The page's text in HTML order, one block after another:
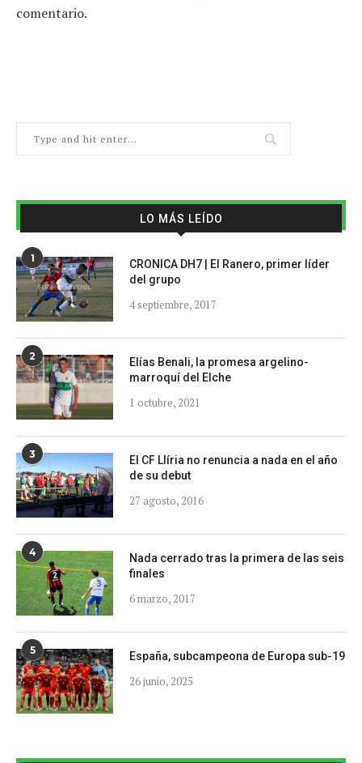
comentario.
LO MÁS LEÍDO
1
CRONICA DH7 | El Ranero, primer líder
del grupo
4 septiembre, 2017
2
Elías Benali, la promesa argelino-
marroquí del Elche
1 octubre, 2021
3
El CF Llíria no renuncia a nada en el año
de su debut
27 agosto, 2016
4
Nada cerrado tras la primera de las seis
finales
6 marzo, 2017
5 España, subcampeona de Europa sub-19
26 junio, 2025